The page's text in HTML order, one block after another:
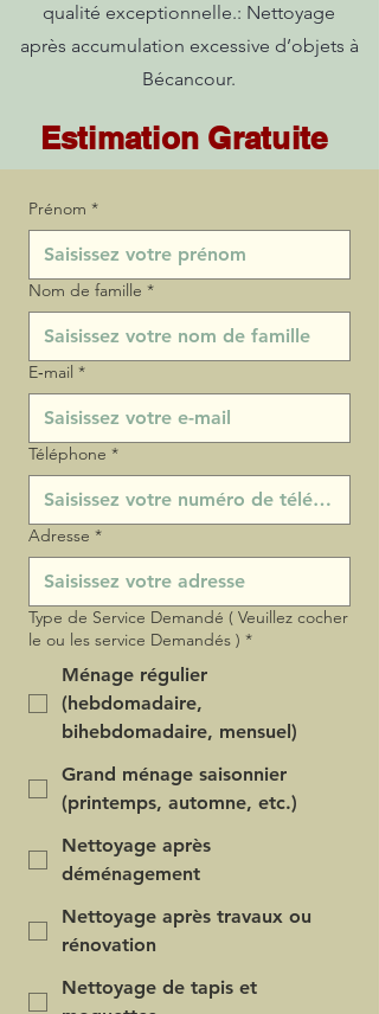
qualité exceptionnelle.: Nettoyage
après accumulation excessive d’objets à
Bécancour.
Estimation Gratuite
Prénom *
Nom de famille *
E‑mail *
Téléphone *
Adresse *
Type de Service Demandé ( Veuillez cocher
le ou les service Demandés ) *
Ménage régulier
(hebdomadaire,
bihebdomadaire, mensuel)
Grand ménage saisonnier
(printemps, automne, etc.)
Nettoyage après
déménagement
Nettoyage après travaux ou
rénovation
Nettoyage de tapis et